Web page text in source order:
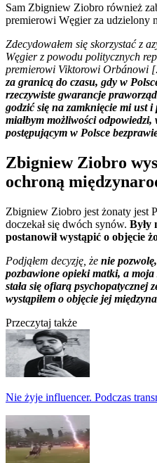
Sam Zbigniew Ziobro również
premierowi Węgier za udzielony
Zdecydowałem się skorzystać z
Węgier z powodu politycznych
premierowi Viktorowi Orbánowi
za granicą do czasu, gdy w
rzeczywiste gwarancje
godzić się na zamknięcie mi ust
miałbym możliwości
postępującym w Polsce
Zbigniew Ziobro
ochroną
Zbigniew Ziobro jest żonaty jest
doczekał się dwóch synów. Były
postanowił wystąpić o objęcie
Podjąłem decyzję, że nie
pozbawione opieki matki, a moja
stała się ofiarą psychopatycznej
wystąpiłem o objęcie jej
Przeczytaj także
Nie żyje influencer. Podczas